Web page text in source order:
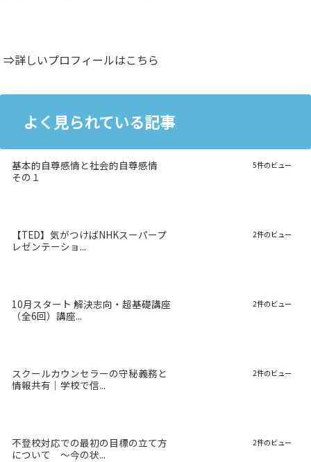
⇒詳しいプロフィールはこちら
よく見られている記事
基本的自尊感情と社会的自尊感情
その１
5件のビュー
【TED】気がつけばNHKスーパープ
レゼンテーショ...
2件のビュー
10月スタート 解決志向・超基礎講座
（全6回）講座...
2件のビュー
スクールカウンセラーの守秘義務と
情報共有｜学校で信...
2件のビュー
不登校対応での最初の目標の立て方
について 〜今の状...
2件のビュー